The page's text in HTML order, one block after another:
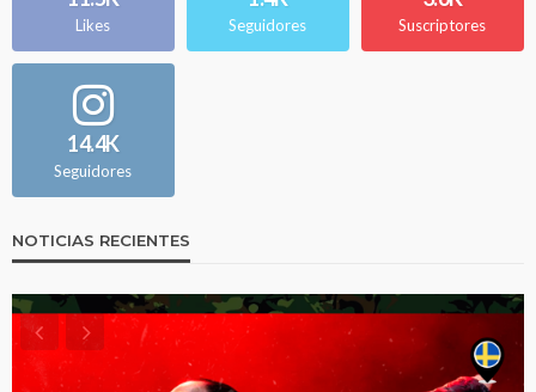
Likes Seguidores Suscriptores
14.4K
Seguidores
NOTICIAS RECIENTES